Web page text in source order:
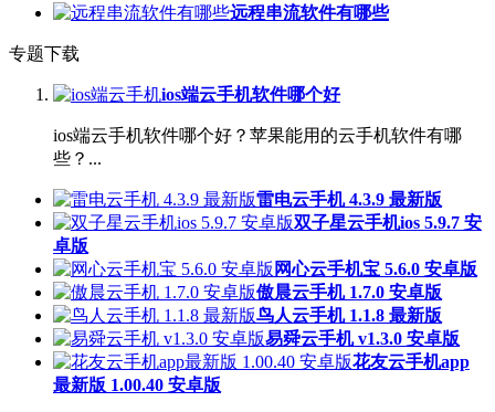
远程串流软件有哪些
专题下载
ios端云手机软件哪个好
ios端云手机软件哪个好？苹果能用的云手机软件有哪
些？...
雷电云手机 4.3.9 最新版
双子星云手机ios 5.9.7 安
卓版
网心云手机宝 5.6.0 安卓版
傲晨云手机 1.7.0 安卓版
鸟人云手机 1.1.8 最新版
易舜云手机 v1.3.0 安卓版
花友云手机app
最新版 1.00.40 安卓版